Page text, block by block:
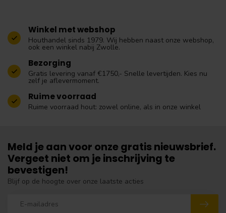
Winkel met webshop
Houthandel sinds 1979. Wij hebben naast onze webshop,
ook een winkel nabij Zwolle.
Bezorging
Gratis levering vanaf €1750,- Snelle levertijden. Kies nu
zelf je aflevermoment.
Ruime voorraad
Ruime voorraad hout: zowel online, als in onze winkel
Meld je aan voor onze gratis nieuwsbrief.
Vergeet niet om je inschrijving te
bevestigen!
Blijf op de hoogte over onze laatste acties